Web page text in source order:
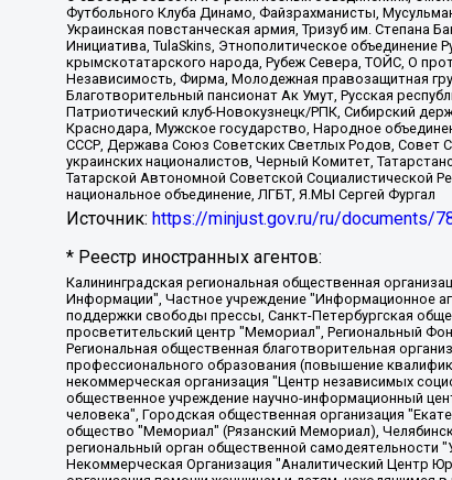
Футбольного Клуба Динамо, Файзрахманисты,
Украинская повстанческая армия, Тризуб им. Степана
Инициатива, TulaSkins, Этнополитическое
крымскотатарского народа, Рубеж Севера, ТОЙС, О
Независимость, Фирма, Молодежная правозащитная
Благотворительный пансионат Ак Умут, Русская
Патриотический клуб-Новокузнецк/РПК, Сибирский
Краснодара, Мужское государство, Народное
СССР, Держава Союз Советских Светлых Родов, Совет
украинских националистов, Черный Комитет,
Татарской Автономной Советской Социалистической
национальное объединение, ЛГБТ, Я.МЫ Сергей Фургал
Источник: https://minjust.gov.ru/ru/documents/
* Реестр иностранных агентов:
Калининградская региональная общественная организация "Экозащита!-Женсовет", Фонд содействия защите прав и свобод граждан "Общественный вердикт", Фонд "Институт Развития Свободы Информации", Частное учреждение "Информационное агентство МЕМО. РУ", Региональная общественная организация "Общественная комиссия по сохранению наследия академика Сахарова", Фонд поддержки свободы прессы, Санкт-Петербургская общественная правозащитная организация "Гражданский контроль", Межрегиональная общественная организация "Информационно-просветительский центр "Мемориал", Региональный Фонд "Центр Защиты Прав Средств Массовой Информации", с 05.12.2023 Фонд "Центр Защиты Прав Средств массовой информации", Региональная общественная благотворительная организация помощи беженцам и мигрантам "Гражданское содействие", Негосударственное образовательное учреждение дополнительного профессионального образования (повышение квалификации) специалистов "АКАДЕМИЯ ПО ПРАВАМ ЧЕЛОВЕКА", Свердловская региональная общественная организация "Сутяжник", Автономная некоммерческая организация "Центр независимых социологических исследований", Союз общественных объединений "Российский исследовательский центр по правам человека", Региональное общественное учреждение научно-информационный центр "МЕМОРИАЛ", Некоммерческая организация "Фонд защиты гласности", Автономная некоммерческая организация "Институт прав человека", Городская общественная организация "Екатеринбургское общество "МЕМОРИАЛ", Городская общественная организация "Рязанское историко-просветительское и правозащитное общество "Мемориал" (Рязанский Мемориал), Челябинский региональный орган общественной самодеятельности – женское общественное объединение "Женщины Евразии", Челябинский региональный орган общественной самодеятельности "Уральская правозащитная группа", Фонд содействия защите здоровья и социальной справедливости имени Андрея Рылькова, Автономная Некоммерческая Организация "Аналитический Центр Юрия Левады", Автономная некоммерческая организация социальной поддержки населения "Проект Апрель", Региональная общественная организация помощи женщинам и детям, находящимся в кризисной ситуации "Информационно-методический центр "Анна", Фонд содействия развитию массовых коммуникаций и правовому просвещению "Так-так-Так", Фонд содействия устойчивому развитию "Серебряная тайга", Свердловский региональный общественный фонд социальных проектов "Новое время", "Idel.Реалии", Кавказ.Реалии, Крым.Реалии, Телеканал Настоящее Время, Татаро-башкирская служба Радио Свобода (Azatliq Radiosi), Радио Свободная Европа/Радио Свобода (PCE/PC), "Сибирь.Реалии", "Фактограф", Благотворительный фонд помощи осужденным и их семьям, Автономная некоммерческая организация "Институт глобализации и социальных движений", Фонд "В защиту прав заключенных", Частное